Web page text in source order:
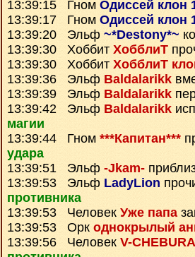
13:39:15 Гном Одиссей клон
13:39:17 Гном Одиссей клон
13:39:20 Эльф ~*Destony*~
13:39:30 Хоббит ХобблиТ
13:39:30 Хоббит ХобблиТ
13:39:36 Эльф Baldalarikk
13:39:39 Эльф Baldalarikk
13:39:42 Эльф Baldalarikk
магии
13:39:44 Гном ***Капитан***
удара
13:39:51 Эльф -Jkam-
13:39:53 Эльф LadyLion
противника
13:39:53 Человек Уже папа
13:39:53 Орк однокрылый
13:39:56 Человек V-